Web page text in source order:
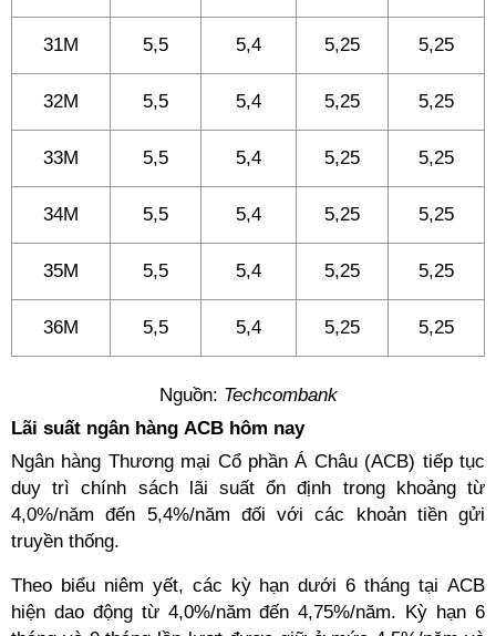
31M 5,5 5,4 5,25 5,25
32M 5,5 5,4 5,25 5,25
33M 5,5 5,4 5,25 5,25
34M 5,5 5,4 5,25 5,25
35M 5,5 5,4 5,25 5,25
36M 5,5 5,4 5,25 5,25
Nguồn: Techcombank
Lãi suất ngân hàng ACB hôm nay
Ngân hàng Thương mại Cổ phần Á Châu (ACB) tiếp tục
duy trì chính sách lãi suất ổn định trong khoảng từ
4,0%/năm đến 5,4%/năm đối với các khoản tiền gửi
truyền thống.
Theo biểu niêm yết, các kỳ hạn dưới 6 tháng tại ACB
hiện dao động từ 4,0%/năm đến 4,75%/năm. Kỳ hạn 6